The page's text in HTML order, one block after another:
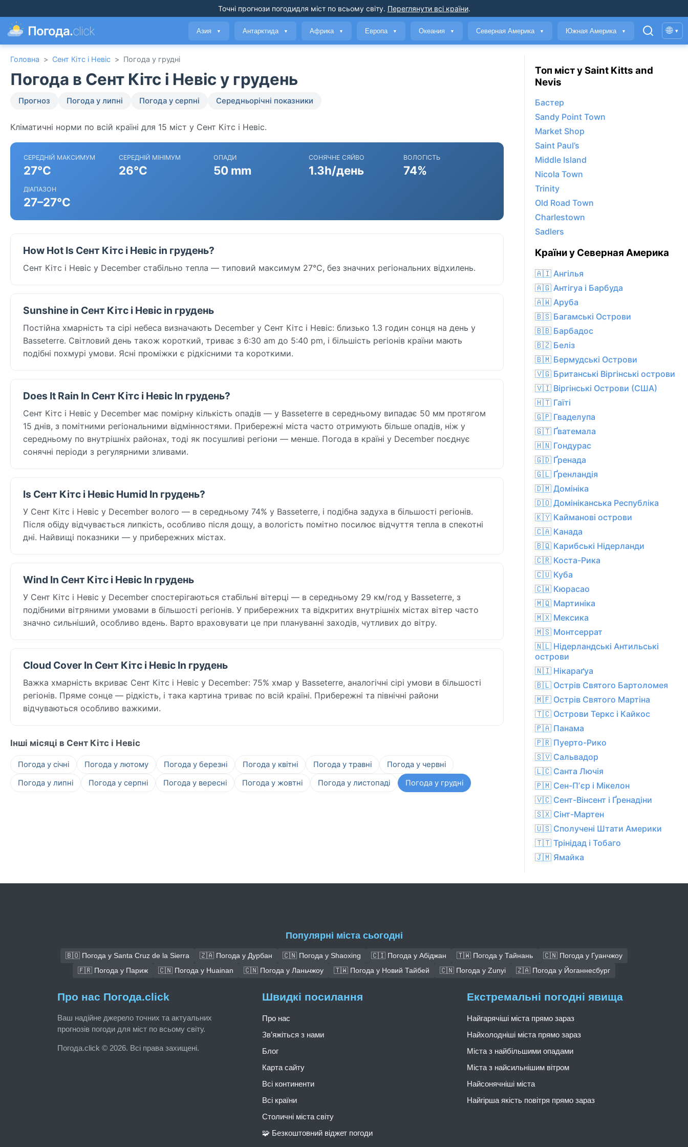
Точні прогнози погодидля міст по всьому світу. Переглянути всі країни.
Погода.click Азия ▼ Антарктида ▼ Африка ▼ Европа ▼ Океания ▼ Северная Америка ▼ Южная Америка ▼ 🌐 ▾
Головна > Сент Кітс і Невіс > Погода у грудні
Погода в Сент Кітс і Невіс у грудень
Прогноз Погода у липні Погода у серпні Середньорічні показники
Кліматичні норми по всій країні для 15 міст у Сент Кітс і Невіс.
СЕРЕДНІЙ МАКСИМУМ
27°C
СЕРЕДНІЙ МІНІМУМ
26°C
ОПАДИ
50 mm
СОНЯЧНЕ СЯЙВО
1.3h/день
ВОЛОГІСТЬ
74%
ДІАПАЗОН
27–27°C
How Hot Is Сент Кітс і Невіс in грудень?
Сент Кітс і Невіс у December стабільно тепла — типовий максимум 27°C, без значних регіональних відхилень.
Sunshine in Сент Кітс і Невіс in грудень
Постійна хмарність та сірі небеса визначають December у Сент Кітс і Невіс: близько 1.3 годин сонця на день у
Basseterre. Світловий день також короткий, триває з 6:30 am до 5:40 pm, і більшість регіонів країни мають
подібні похмурі умови. Ясні проміжки є рідкісними та короткими.
Does It Rain In Сент Кітс і Невіс In грудень?
Сент Кітс і Невіс у December має помірну кількість опадів — у Basseterre в середньому випадає 50 мм протягом
15 днів, з помітними регіональними відмінностями. Прибережні міста часто отримують більше опадів, ніж у
середньому по внутрішніх районах, тоді як посушливі регіони — менше. Погода в країні у December поєднує
сонячні періоди з регулярними зливами.
Is Сент Кітс і Невіс Humid In грудень?
У Сент Кітс і Невіс у December волого — в середньому 74% у Basseterre, і подібна задуха в більшості регіонів.
Після обіду відчувається липкість, особливо після дощу, а вологість помітно посилює відчуття тепла в спекотні
дні. Найвищі показники — у прибережних містах.
Wind In Сент Кітс і Невіс In грудень
У Сент Кітс і Невіс у December спостерігаються стабільні вітерці — в середньому 29 км/год у Basseterre, з
подібними вітряними умовами в більшості регіонів. У прибережних та відкритих внутрішніх містах вітер часто
значно сильніший, особливо вдень. Варто враховувати це при плануванні заходів, чутливих до вітру.
Cloud Cover In Сент Кітс і Невіс In грудень
Важка хмарність вкриває Сент Кітс і Невіс у December: 75% хмар у Basseterre, аналогічні сірі умови в більшості
регіонів. Пряме сонце — рідкість, і така картина триває по всій країні. Прибережні та північні райони
відчуваються особливо важкими.
Інші місяці в Сент Кітс і Невіс
Погода у січні Погода у лютому Погода у березні Погода у квітні Погода у травні
Погода у червні
Погода у липні
Погода у серпні Погода у вересні Погода у жовтні Погода у листопаді Погода у грудні
Топ міст у Saint Kitts and
Nevis
Бастер
Sandy Point Town
Market Shop
Saint Paul’s
Middle Island
Nicola Town
Trinity
Old Road Town
Charlestown
Sadlers
Країни у Северная Америка
🇦🇮 Ангілья
🇦🇬 Антігуа і Барбуда
🇦🇼 Аруба
🇧🇸 Багамські Острови
🇧🇧 Барбадос
🇧🇿 Беліз
🇧🇲 Бермудські Острови
🇻🇬 Британські Віргінські острови
🇻🇮 Віргінські Острови (США)
🇭🇹 Гаїті
🇬🇵 Гваделупа
🇬🇹 Ґватемала
🇭🇳 Гондурас
🇬🇩 Ґренада
🇬🇱 Ґренландія
🇩🇲 Домініка
🇩🇴 Домініканська Республіка
🇰🇾 Кайманові острови
🇨🇦 Канада
🇧🇶 Карибські Нідерланди
🇨🇷 Коста-Рика
🇨🇺 Куба
🇨🇼 Кюрасао
🇲🇶 Мартиніка
🇲🇽 Мексика
🇲🇸 Монтсеррат
🇳🇱 Нідерландські Антильські
острови
🇳🇮 Нікараґуа
🇧🇱 Острів Святого Бартоломея
🇲🇫 Острів Святого Мартіна
🇹🇨 Острови Теркс і Кайкос
🇵🇦 Панама
🇵🇷 Пуерто-Рико
🇸🇻 Сальвадор
🇱🇨 Санта Лючія
🇵🇲 Сен-Пʼєр і Мікелон
🇻🇨 Сент-Вінсент і Ґренадіни
🇸🇽 Сінт-Мартен
🇺🇸 Сполучені Штати Америки
🇹🇹 Трінідад і Тобаго
🇯🇲 Ямайка
Популярні міста сьогодні
🇧🇴 Погода у Santa Cruz de la Sierra 🇿🇦 Погода у Дурбан 🇨🇳 Погода у Shaoxing 🇨🇮 Погода у Абіджан 🇹🇼 Погода у Тайнань
🇨🇳 Погода у Гуанчжоу
🇫🇷 Погода у Париж
🇨🇳 Погода у Huainan 🇨🇳 Погода у Ланьчжоу 🇹🇼 Погода у Новий Тайбей 🇨🇳 Погода у Zunyi 🇿🇦 Погода у Йоганнесбург
Про нас Погода.click
Ваш надійне джерело точних та актуальних
прогнозів погоди для міст по всьому світу.
Погода.click © 2026. Всі права захищені.
Швидкі посилання
Про нас
Зв’яжіться з нами
Блог
Карта сайту
Всі континенти
Всі країни
Столичні міста світу
🧩 Безкоштовний віджет погоди
Екстремальні погодні явища
Найгарячіші міста прямо зараз
Найхолодніші міста прямо зараз
Міста з найбільшими опадами
Міста з найсильнішим вітром
Найсонячніші міста
Найгірша якість повітря прямо зараз